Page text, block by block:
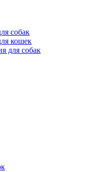
собак
кошек
для собак